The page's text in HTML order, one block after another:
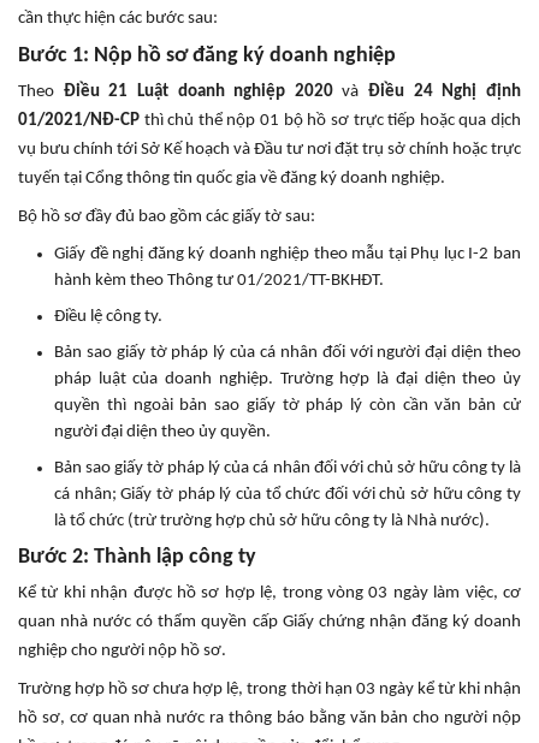
cần thực hiện các bước sau:
Bước 1: Nộp hồ sơ đăng ký doanh nghiệp
Theo Điều 21 Luật doanh nghiệp 2020vàĐiều 24 Nghị định
01/2021/NĐ-CP thì chủ thể nộp 01 bộ hồ sơ trực tiếp hoặc qua dịch
vụ bưu chính tới Sở Kế hoạch và Đầu tư nơi đặt trụ sở chính hoặc trực
tuyến tại Cổng thông tin quốc gia về đăng ký doanh nghiệp.
Bộ hồ sơ đầy đủ bao gồm các giấy tờ sau:
Giấy đề nghị đăng ký doanh nghiệp theo mẫu tại Phụ lục I-2 ban
hành kèm theo Thông tư 01/2021/TT-BKHĐT.
Điều lệ công ty.
Bản sao giấy tờ pháp lý của cá nhân đối với người đại diện theo
pháp luật của doanh nghiệp. Trường hợp là đại diện theo ủy
quyền thì ngoài bản sao giấy tờ pháp lý còn cần văn bản cử
người đại diện theo ủy quyền.
Bản sao giấy tờ pháp lý của cá nhân đối với chủ sở hữu công ty là
cá nhân; Giấy tờ pháp lý của tổ chức đối với chủ sở hữu công ty
là tổ chức (trừ trường hợp chủ sở hữu công ty là Nhà nước).
Bước 2: Thành lập công ty
Kể từ khi nhận được hồ sơ hợp lệ, trong vòng 03 ngày làm việc, cơ
quan nhà nước có thẩm quyền cấp Giấy chứng nhận đăng ký doanh
nghiệp cho người nộp hồ sơ.
Trường hợp hồ sơ chưa hợp lệ, trong thời hạn 03 ngày kể từ khi nhận
hồ sơ, cơ quan nhà nước ra thông báo bằng văn bản cho người nộp